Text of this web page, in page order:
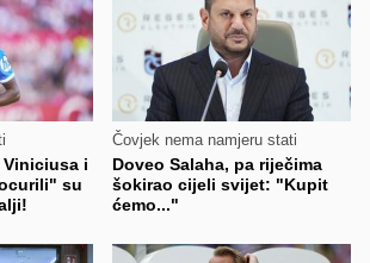
i
su
Čovjek nema namjeru stati
Doveo Salaha, pa riječima
šokirao cijeli svijet: "Kupit
ćemo..."